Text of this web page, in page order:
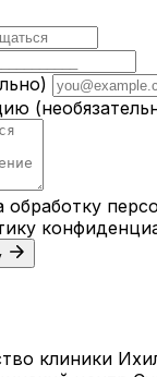
обработку
клиники